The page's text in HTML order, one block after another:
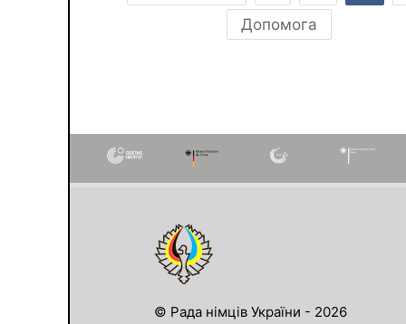
Допомога
© Рада німців України - 2026